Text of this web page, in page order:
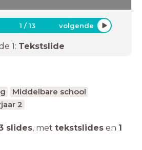
1 /13 volgende
1: Tekstslide
Middelbare school
2
slides, met tekstslides en 1